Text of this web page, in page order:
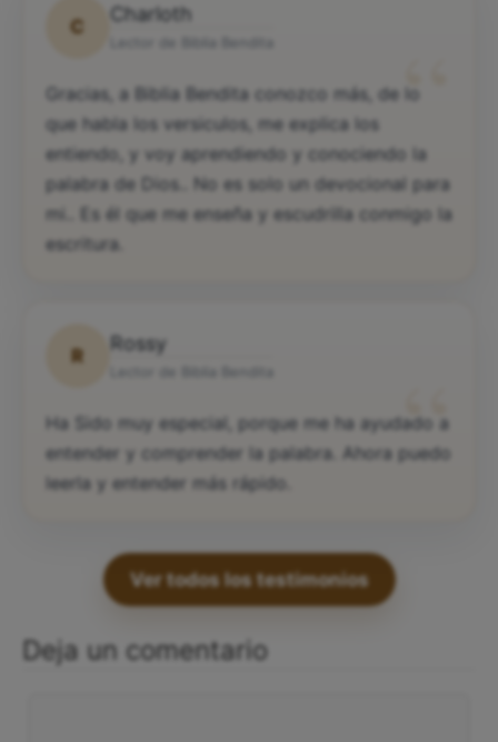
C
Charloth
“
Gracias, a Biblia Bendita conozco más, de lo
que habla los versiculos, me explica los
entiendo, y voy aprendiendo y conociendo la
palabra de Dios.. No es solo un devocional para
mi.. Es él que me enseña y escudrilla conmigo la
escritura.
R
Rossy
“
Ha Sido muy especial, porque me ha ayudado a
entender y comprender la palabra. Ahora puedo
leerla y entender más rápido.
Ver todos los testimonios
Deja un comentario